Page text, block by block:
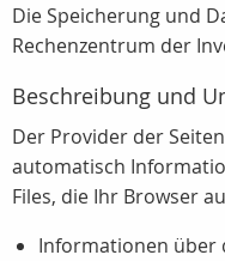
Die Speicherung und
Rechenzentrum der
Beschreibung und
Der Provider der
automatisch
Files, die Ihr Browser
Informationen über